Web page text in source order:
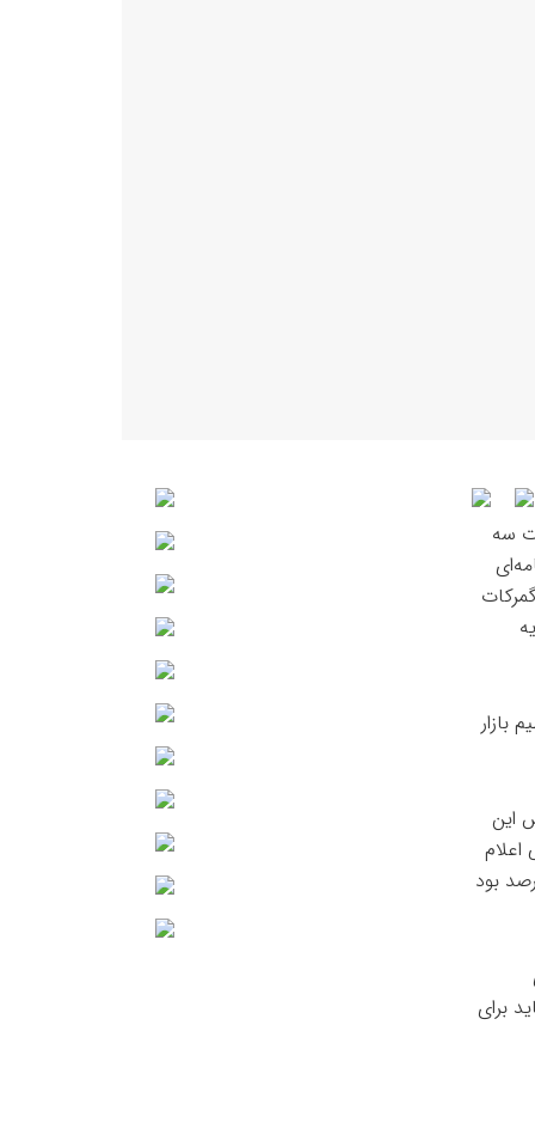
سه
پایه
بازار
این
این عوارض صادراتی برای این محصولات ۱۲۰ و ۷۰ درصد بود
برای